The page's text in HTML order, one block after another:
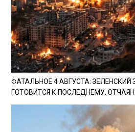
ФАТАЛЬНОЕ 4 АВГУСТА: ЗЕЛЕНСКИЙ
ГОТОВИТСЯ К ПОСЛЕДНЕМУ,